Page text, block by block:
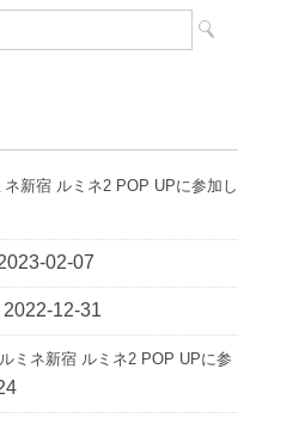
新宿 ルミネ2 POP UPに参加し
02-07
2022-12-31
ミネ新宿 ルミネ2 POP UPに参